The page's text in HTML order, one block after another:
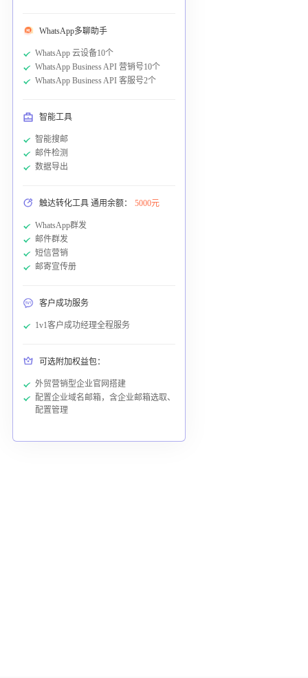
WhatsApp多聊助手
WhatsApp 云设备10个
WhatsApp Business API 营销号10个
WhatsApp Business API 客服号2个
智能工具
智能搜邮
邮件检测
数据导出
触达转化工具 通用余额： 5000元
WhatsApp群发
邮件群发
短信营销
邮寄宣传册
客户成功服务
1v1客户成功经理全程服务
可选附加权益包：
外贸营销型企业官网搭建
配置企业域名邮箱，含企业邮箱选取、
配置管理